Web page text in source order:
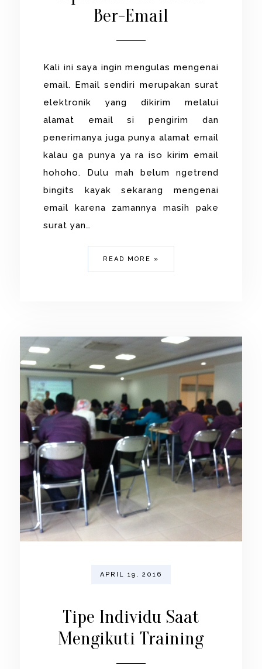
Ber-Email
Kali ini saya ingin mengulas mengenai
email. Email sendiri merupakan surat
elektronik yang dikirim melalui
alamat email si pengirim dan
penerimanya juga punya alamat email
kalau ga punya ya ra iso kirim email
hohoho. Dulu mah belum ngetrend
bingits kayak sekarang mengenai
email karena zamannya masih pake
surat yan…
READ MORE »
APRIL 19, 2016
Tipe Individu Saat
Mengikuti Training